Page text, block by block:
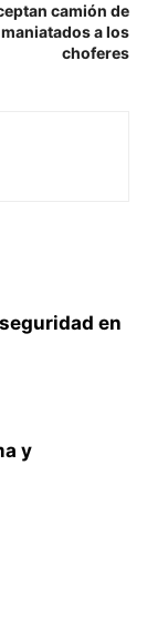
camión de
a los
choferes
en
y